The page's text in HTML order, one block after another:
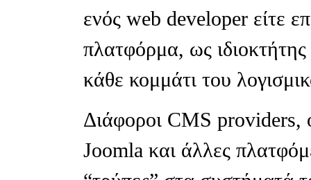
ενός web developer είτε
πλατφόρμα, ως ιδιοκτήτης
κάθε κομμάτι του
Διάφοροι CMS providers,
Joomla και άλλες